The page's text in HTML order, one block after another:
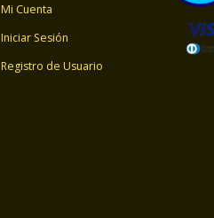
Mi Cuenta
Iniciar Sesión
Registro de Usuario